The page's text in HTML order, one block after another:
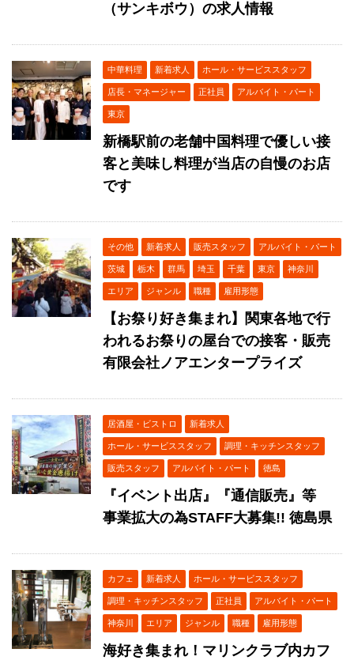
（サンキボウ）の求人情報
中華料理 新着求人 ホール・サービススタッフ
店長・マネージャー 正社員 アルバイト・パート
東京
新橋駅前の老舗中国料理で優しい接
客と美味し料理が当店の自慢のお店
です
その他 新着求人 販売スタッフ アルバイト・パート
茨城 栃木 群馬 埼玉 千葉 東京 神奈川
エリア ジャンル 職種 雇用形態
【お祭り好き集まれ】関東各地で行
われるお祭りの屋台での接客・販売
有限会社ノアエンタープライズ
居酒屋・ビストロ 新着求人
ホール・サービススタッフ 調理・キッチンスタッフ
販売スタッフ アルバイト・パート 徳島
『イベント出店』『通信販売』等
事業拡大の為STAFF大募集!! 徳島県
カフェ 新着求人 ホール・サービススタッフ
調理・キッチンスタッフ 正社員 アルバイト・パート
神奈川 エリア ジャンル 職種 雇用形態
海好き集まれ！マリンクラブ内カフ